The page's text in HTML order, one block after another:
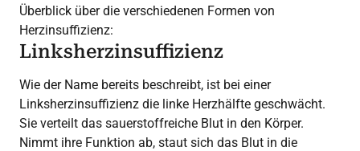
Überblick über die verschiedenen Formen von
Herzinsuffizienz:
Linksherzinsuffizienz
Wie der Name bereits beschreibt, ist bei einer
Linksherzinsuffizienz die linke Herzhälfte geschwächt.
Sie verteilt das sauerstoffreiche Blut in den Körper.
Nimmt ihre Funktion ab, staut sich das Blut in die